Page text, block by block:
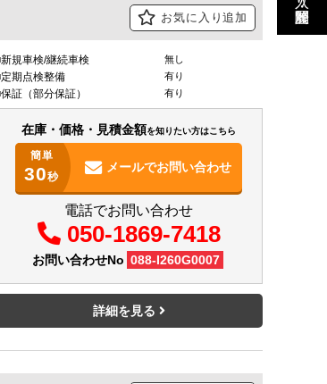
お気に入り追加
新規車検/継続車検 無し
定期点検整備 有り
保証（部分保証） 有り
在庫・価格・見積金額を知りたい方はこちら
簡単
30秒
メールでお問い合わせ
電話でお問い合わせ
050-1869-7418
お問い合わせNo 088-I260G0007
詳細を見る